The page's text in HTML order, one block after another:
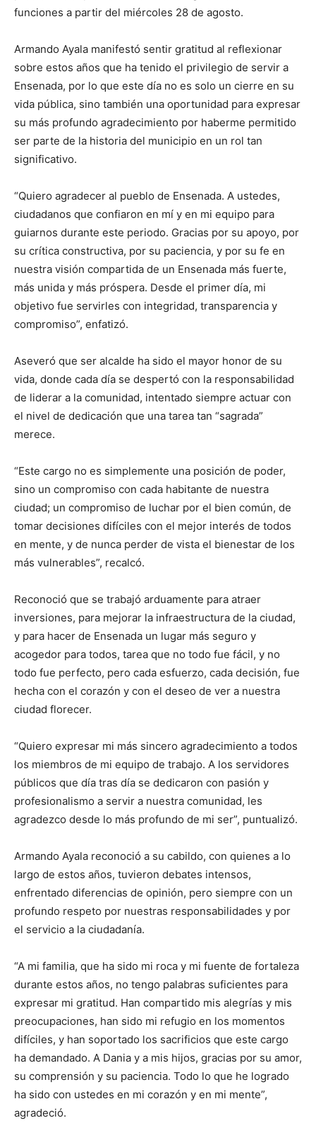
funciones a partir del miércoles 28 de agosto.
Armando Ayala manifestó sentir gratitud al reflexionar
sobre estos años que ha tenido el privilegio de servir a
Ensenada, por lo que este día no es solo un cierre en su
vida pública, sino también una oportunidad para expresar
su más profundo agradecimiento por haberme permitido
ser parte de la historia del municipio en un rol tan
significativo.
“Quiero agradecer al pueblo de Ensenada. A ustedes,
ciudadanos que confiaron en mí y en mi equipo para
guiarnos durante este periodo. Gracias por su apoyo, por
su crítica constructiva, por su paciencia, y por su fe en
nuestra visión compartida de un Ensenada más fuerte,
más unida y más próspera. Desde el primer día, mi
objetivo fue servirles con integridad, transparencia y
compromiso”, enfatizó.
Aseveró que ser alcalde ha sido el mayor honor de su
vida, donde cada día se despertó con la responsabilidad
de liderar a la comunidad, intentado siempre actuar con
el nivel de dedicación que una tarea tan “sagrada”
merece.
“Este cargo no es simplemente una posición de poder,
sino un compromiso con cada habitante de nuestra
ciudad; un compromiso de luchar por el bien común, de
tomar decisiones difíciles con el mejor interés de todos
en mente, y de nunca perder de vista el bienestar de los
más vulnerables”, recalcó.
Reconoció que se trabajó arduamente para atraer
inversiones, para mejorar la infraestructura de la ciudad,
y para hacer de Ensenada un lugar más seguro y
acogedor para todos, tarea que no todo fue fácil, y no
todo fue perfecto, pero cada esfuerzo, cada decisión, fue
hecha con el corazón y con el deseo de ver a nuestra
ciudad florecer.
“Quiero expresar mi más sincero agradecimiento a todos
los miembros de mi equipo de trabajo. A los servidores
públicos que día tras día se dedicaron con pasión y
profesionalismo a servir a nuestra comunidad, les
agradezco desde lo más profundo de mi ser”, puntualizó.
Armando Ayala reconoció a su cabildo, con quienes a lo
largo de estos años, tuvieron debates intensos,
enfrentado diferencias de opinión, pero siempre con un
profundo respeto por nuestras responsabilidades y por
el servicio a la ciudadanía.
“A mi familia, que ha sido mi roca y mi fuente de fortaleza
durante estos años, no tengo palabras suficientes para
expresar mi gratitud. Han compartido mis alegrías y mis
preocupaciones, han sido mi refugio en los momentos
difíciles, y han soportado los sacrificios que este cargo
ha demandado. A Dania y a mis hijos, gracias por su amor,
su comprensión y su paciencia. Todo lo que he logrado
ha sido con ustedes en mi corazón y en mi mente”,
agradeció.